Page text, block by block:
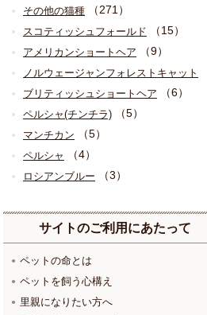
その他の猫種 （271）
スコティッシュフォールド （15）
アメリカンショートヘア （9）
ノルウェージャンフォレストキャット
ブリティッシュショートヘア （6）
ペルシャ(チンチラ) （5）
マンチカン （5）
ペルシャ （4）
ロシアンブルー （3）
サイトのご利用にあたって
ペットの命とは
ペットを飼う心構え
里親になりたい方へ